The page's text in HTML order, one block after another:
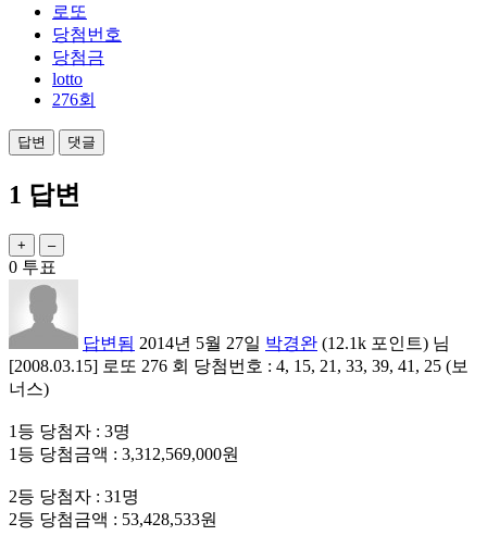
로또
당첨번호
당첨금
lotto
276회
1 답변
0 투표
답변됨 2014년 5월 27일 박경완 (12.1k 포인트) 님
[2008.03.15] 로또 276 회 당첨번호 : 4, 15, 21, 33, 39, 41, 25 (보
너스)
1등 당첨자 : 3명
1등 당첨금액 : 3,312,569,000원
2등 당첨자 : 31명
2등 당첨금액 : 53,428,533원